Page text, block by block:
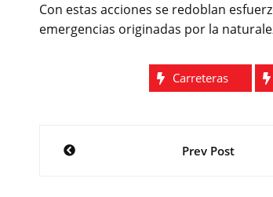
Con estas acciones se redoblan
emergencias originadas por la
Carreteras
NavegaciónPrev Post